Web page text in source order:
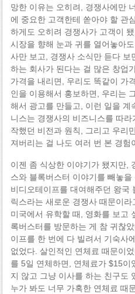
망한 이유는 오히려, 경쟁사에만
에 중요한 고객한테 쏟아야 할 관
하게도 오히려 경쟁사가 고객이
시장을 향해 눈과 귀를 열어놓아
사만 보고, 경쟁사 소식만 듣다 보
하는 회사가 된다는 걸 많은 창업
가격을 내리면, 우리도 똑같이 가
인을 이용해서 홍보하면, 우리는
해서 광고를 만들고, 이런 일을 계
니스는 경쟁사의 비즈니스를 따
작했던 비전과 원칙, 그리고 우리
져버리는 걸 나도 여러 번 본 경험
이젠 좀 식상한 이야기가 됐지만,
스와 블록버스터 이야기를 빼놓
비디오테이프를 대여해주던 왕국
릭스라는 새로운 경쟁사 때문이
미국에서 유학할 때, 영화를 보고
록버스터를 방문하는 게 참 귀찮
이프를 한 번에 다 빌려서 기숙사
없었다. 살인적인 연체료 때문이
를 5일 연체하면, 연체료가 $15이
지 않고 그냥 이사를 하는 친구도
누가 봐도 너무 가혹한 연체료 때